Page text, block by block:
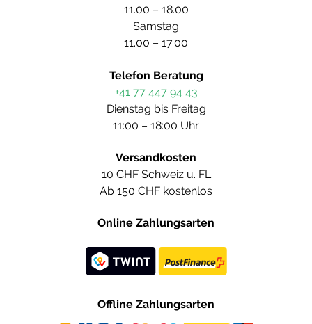
11.00 – 18.00
Samstag
11.00 – 17.00
Telefon Beratung
+41 77 447 94 43
Dienstag bis Freitag
11:00 – 18:00 Uhr
Versandkosten
10 CHF Schweiz u. FL
Ab 150 CHF kostenlos
Online Zahlungsarten
Offline Zahlungsarten